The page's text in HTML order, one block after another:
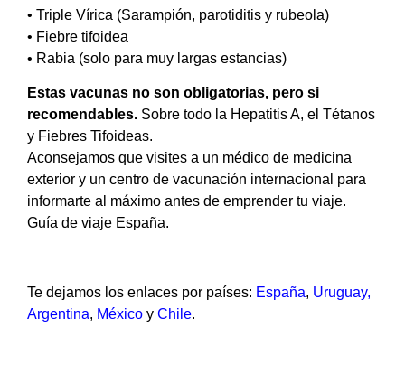
• Triple Vírica (Sarampión, parotiditis y rubeola)
• Fiebre tifoidea
• Rabia (solo para muy largas estancias)
Estas vacunas no son obligatorias, pero si
recomendables. Sobre todo la Hepatitis A, el Tétanos
y Fiebres Tifoideas.
Aconsejamos que visites a un médico de medicina
exterior y un centro de vacunación internacional para
informarte al máximo antes de emprender tu viaje.
Guía de viaje España.
Te dejamos los enlaces por países: España, Uruguay,
Argentina, México y Chile.